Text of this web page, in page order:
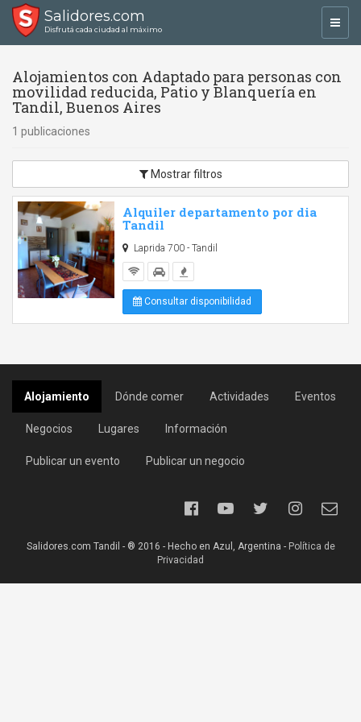
Salidores.com
Disfrutá cada ciudad al máximo
Alojamientos con Adaptado para personas con
movilidad reducida, Patio y Blanquería en
Tandil, Buenos Aires
1 publicaciones
Mostrar filtros
Alquiler departamento por dia
Tandil
Laprida 700 - Tandil
Consultar disponibilidad
Alojamiento Dónde comer Actividades Eventos
Negocios Lugares Información
Publicar un evento Publicar un negocio
Salidores.com Tandil - ® 2016 - Hecho en Azul, Argentina - Política de
Privacidad